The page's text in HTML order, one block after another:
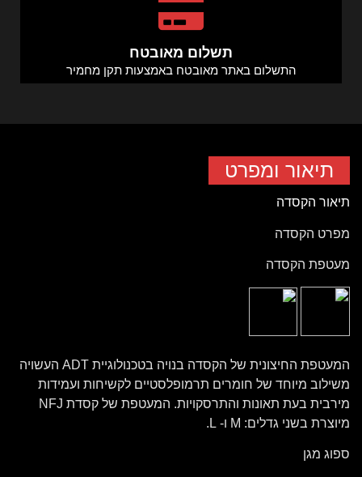
תשלום מאובטח
התשלום באתר מאובטח באמצעות תקן מחמיר
תיאור ומפרט
תיאור הקסדה
מפרט הקסדה
מעטפת הקסדה
המעטפת החיצונית של הקסדה בנויה בטכנולוגיית ADT העשויה
משילוב מיוחד של חומרים תרמופלסטיים לקשיחות ועמידות
מירבית בעת תאונות והתרסקויות. המעטפת של קסדת NFJ
מיוצרת בשני גדלים: M ו- L.
ספוג מגן